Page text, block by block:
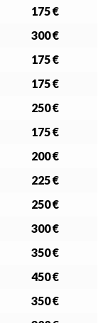
175 €
300 €
175 €
175 €
250 €
175 €
200 €
225 €
250 €
300 €
350 €
450 €
350 €